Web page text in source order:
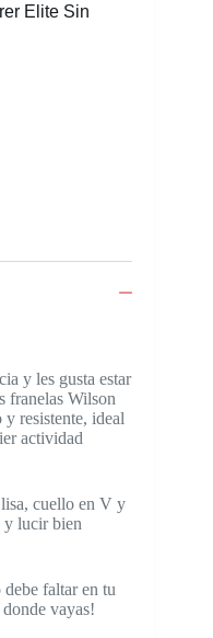
Elite Sin
y les gusta estar
franelas Wilson
resistente, ideal
actividad
lisa, cuello en V y
y lucir bien
faltar en tu
vayas!